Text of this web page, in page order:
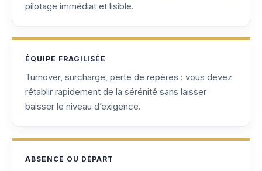
pilotage immédiat et lisible.
ÉQUIPE FRAGILISÉE
Turnover, surcharge, perte de repères : vous devez
rétablir rapidement de la sérénité sans laisser
baisser le niveau d’exigence.
ABSENCE OU DÉPART